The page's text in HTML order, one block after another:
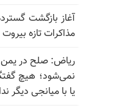
آغاز بازگشت
مذاکرات تازه
ریاض: صلح در یمن
نمی‌شود؛ هیچ
یا با میانجی دیگر